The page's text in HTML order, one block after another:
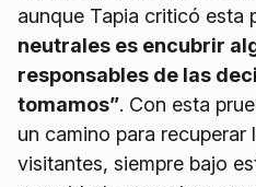
aunque Tapia criticó esta
neutrales es encubrir
responsables de las
tomamos”. Con esta
un camino para recuperar
visitantes, siempre bajo